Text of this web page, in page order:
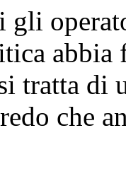
gli
abbia
tratta di
che